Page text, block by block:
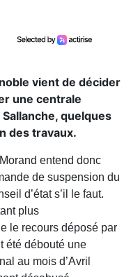
vient de décider
une centrale
quelques
des travaux.
entend donc
de suspension du
d’état s’il le faut.
plus
le recours déposé par
été débouté une
au mois d’Avril